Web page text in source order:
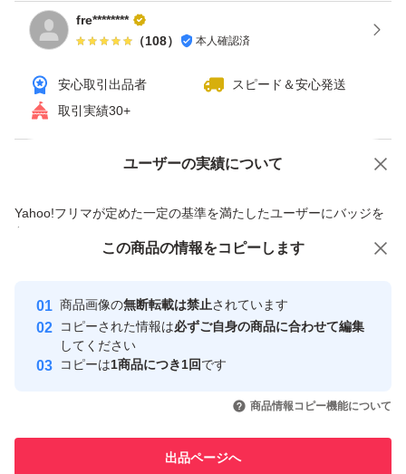
fre********
（108） 本人確認済
安心取引出品者
スピード＆安心発送
取引実績30+
ユーザーの実績について
Yahoo!フリマが定めた一定の基準を満たしたユーザーにバッジを
付与しています
安心取引出品者
心・安全なユーザーです
取引実績
引を完了させた実績があります
での取引実績があります
価格の相談 商品への質問
この商品の情報をコピーします
商品画像の無断転載は禁止されています
コピーされた情報は必ずご自身の商品に合わせて編集
してください
コピーは1商品につき1回です
商品情報コピー機能について
出品ページへ
この商品をみている人にオススメ